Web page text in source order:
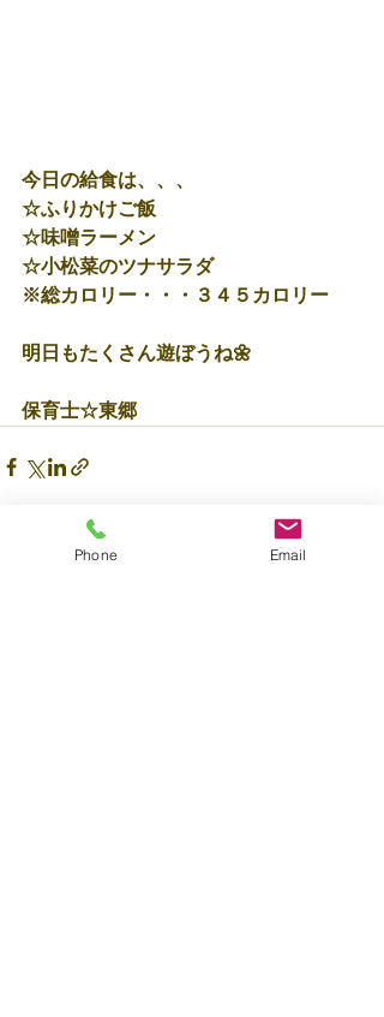
今日の給食は、、、
☆ふりかけご飯
☆味噌ラーメン
☆小松菜のツナサラダ
※総カロリー・・・３４５カロリー
明日もたくさん遊ぼうね🌼
保育士☆東郷
最新記事 すべて表示
Phone Email